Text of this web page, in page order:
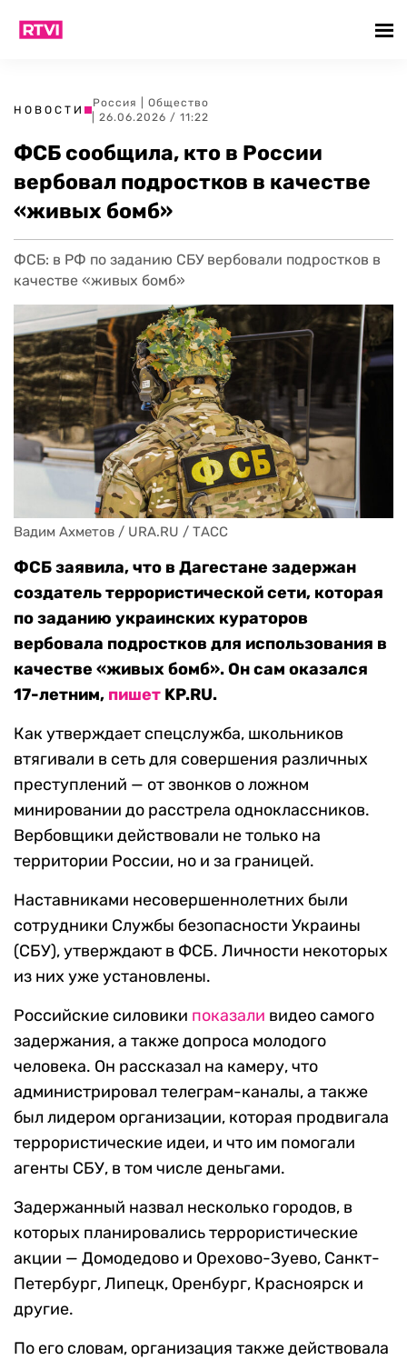
НОВОСТИ
Россия
Общество
| 26.06.2026 / 11:22
ФСБ сообщила, кто в России
вербовал подростков в качестве
«живых бомб»
ФСБ: в РФ по заданию СБУ вербовали подростков в
качестве «живых бомб»
Вадим Ахметов / URA.RU / ТАСС
ФСБ заявила, что в Дагестане задержан
создатель террористической сети, которая
по заданию украинских кураторов
вербовала подростков для использования в
качестве «живых бомб». Он сам оказался
17-летним, пишет KP.RU.
Как утверждает спецслужба, школьников
втягивали в сеть для совершения различных
преступлений — от звонков о ложном
минировании до расстрела одноклассников.
Вербовщики действовали не только на
территории России, но и за границей.
Наставниками несовершеннолетних были
сотрудники Службы безопасности Украины
(СБУ), утверждают в ФСБ. Личности некоторых
из них уже установлены.
Российские силовики показали видео самого
задержания, а также допроса молодого
человека. Он рассказал на камеру, что
администрировал телеграм-каналы, а также
был лидером организации, которая продвигала
террористические идеи, и что им помогали
агенты СБУ, в том числе деньгами.
Задержанный назвал несколько городов, в
которых планировались террористические
акции — Домодедово и Орехово-Зуево, Санкт-
Петербург, Липецк, Оренбург, Красноярск и
другие.
По его словам, организация также действовала